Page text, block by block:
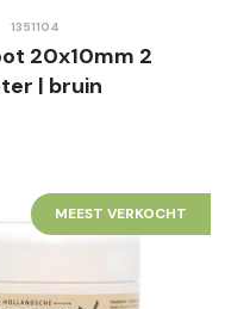
1351104
20x10mm 2
| bruin
MEEST VERKOCHT